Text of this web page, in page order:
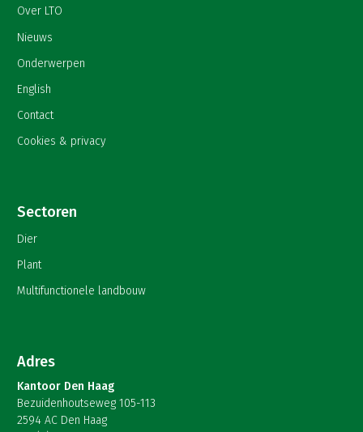
Over LTO
Nieuws
Onderwerpen
English
Contact
Cookies & privacy
Sectoren
Dier
Plant
Multifunctionele landbouw
Adres
Kantoor Den Haag
Bezuidenhoutseweg 105-113
2594 AC Den Haag